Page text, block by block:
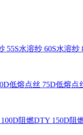
55S水溶纱 60S水溶纱
低熔点丝 75D低熔点
阻燃DTY 150D阻